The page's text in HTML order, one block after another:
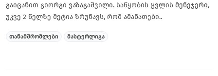
გაიცანით გიორგი ვაზაგაშვილი. საწყობის ცვლის მენეჯერი,
უკვე 2 წელზე მეტია ზრუნავს, რომ ამანათები..
თანამშრომლები მასტერლიგა